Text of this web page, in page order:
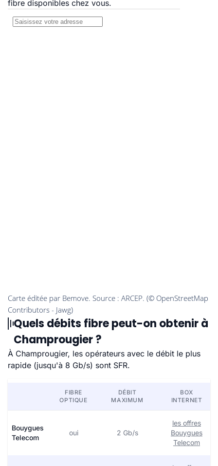
fibre disponibles chez vous.
Quels débits fibre peut-on obtenir à
Champrougier ?
À Champrougier, les opérateurs avec le débit le plus
rapide (jusqu'à 8 Gb/s) sont SFR.
FIBRE
OPTIQUE
DÉBIT
MAXIMUM
BOX
INTERNET
Bouygues
Telecom
oui 2 Gb/s
les offres
Bouygues
Telecom